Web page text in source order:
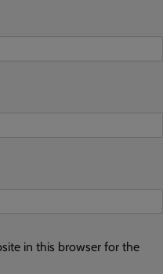
in this browser for the